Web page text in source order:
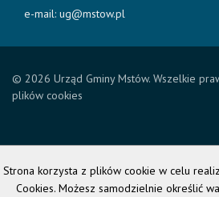
e-mail: ug@mstow.pl
© 2026 Urząd Gminy Mstów. Wszelkie
plików cookies
Strona korzysta z plików cookie w celu
Cookies. Możesz samodzielnie określić